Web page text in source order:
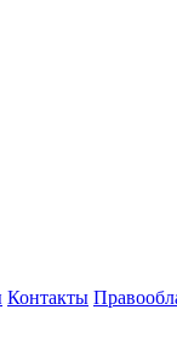
Контакты